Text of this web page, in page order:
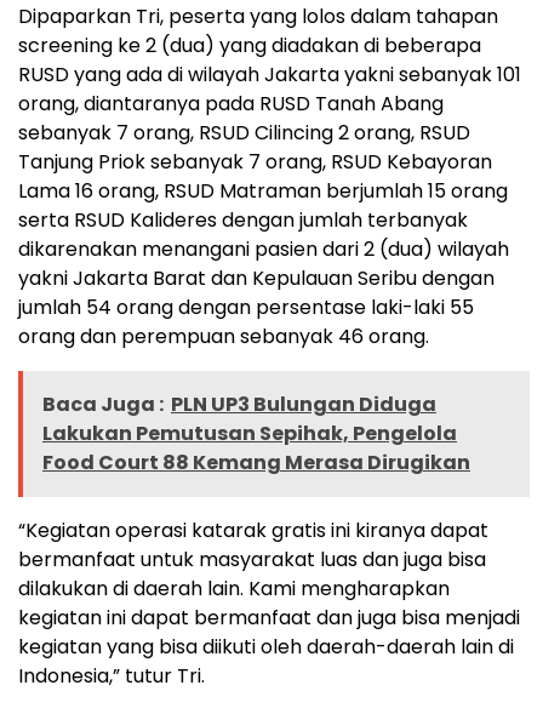
Dipaparkan Tri, peserta yang lolos dalam tahapan
screening ke 2 (dua) yang diadakan di beberapa
RUSD yang ada di wilayah Jakarta yakni sebanyak 101
orang, diantaranya pada RUSD Tanah Abang
sebanyak 7 orang, RSUD Cilincing 2 orang, RSUD
Tanjung Priok sebanyak 7 orang, RSUD Kebayoran
Lama 16 orang, RSUD Matraman berjumlah 15 orang
serta RSUD Kalideres dengan jumlah terbanyak
dikarenakan menangani pasien dari 2 (dua) wilayah
yakni Jakarta Barat dan Kepulauan Seribu dengan
jumlah 54 orang dengan persentase laki-laki 55
orang dan perempuan sebanyak 46 orang.
Baca Juga : PLN UP3 Bulungan Diduga
Lakukan Pemutusan Sepihak, Pengelola
Food Court 88 Kemang Merasa Dirugikan
“Kegiatan operasi katarak gratis ini kiranya dapat
bermanfaat untuk masyarakat luas dan juga bisa
dilakukan di daerah lain. Kami mengharapkan
kegiatan ini dapat bermanfaat dan juga bisa menjadi
kegiatan yang bisa diikuti oleh daerah-daerah lain di
Indonesia,” tutur Tri.